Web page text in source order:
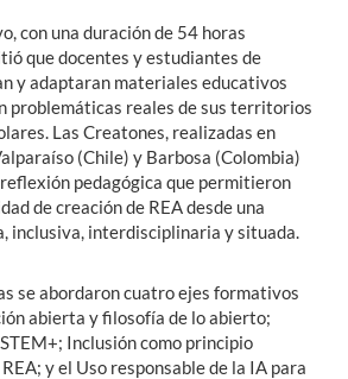
con una duración de 54 horas
que docentes y estudiantes de
y adaptaran materiales educativos
problemáticas reales de sus territorios
Las Creatones, realizadas en
(Chile) y Barbosa (Colombia)
pedagógica que permitieron
de creación de REA desde una
inclusiva, interdisciplinaria y situada.
se abordaron cuatro ejes formativos
abierta y filosofía de lo abierto;
Inclusión como principio
y el Uso responsable de la IA para